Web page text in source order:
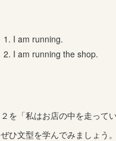
I am running.
I am running the shop.
２を「私はお店の中を走って
ぜひ文型を学んでみましょう